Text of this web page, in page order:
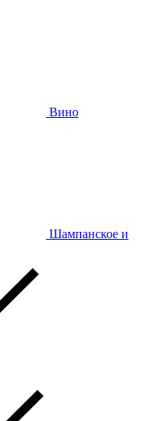
Вино
Шампанское и